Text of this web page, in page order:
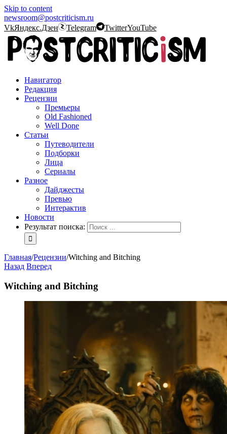
Skip to content
newsroom@postcriticism.ru
VkЯндекс.Дзен Telegram TwitterYouTube
Навигатор
Редакция
Рецензии
Премьеры
Old Fashioned
Well Done
Статьи
Путеводители
Подборки
Лица
Сериалы
Разное
Дайджесты
Превью
Интерактив
Новости
Результат поиска:
Главная/Рецензии/Witching and Bitching
Назад Вперед
Witching and Bitching